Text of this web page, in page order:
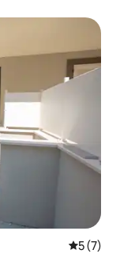
平均评分
5 (7)